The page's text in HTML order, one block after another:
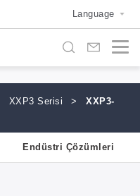
Language
XXP3 Serisi >
XXP3-
Endüstri Çözümleri